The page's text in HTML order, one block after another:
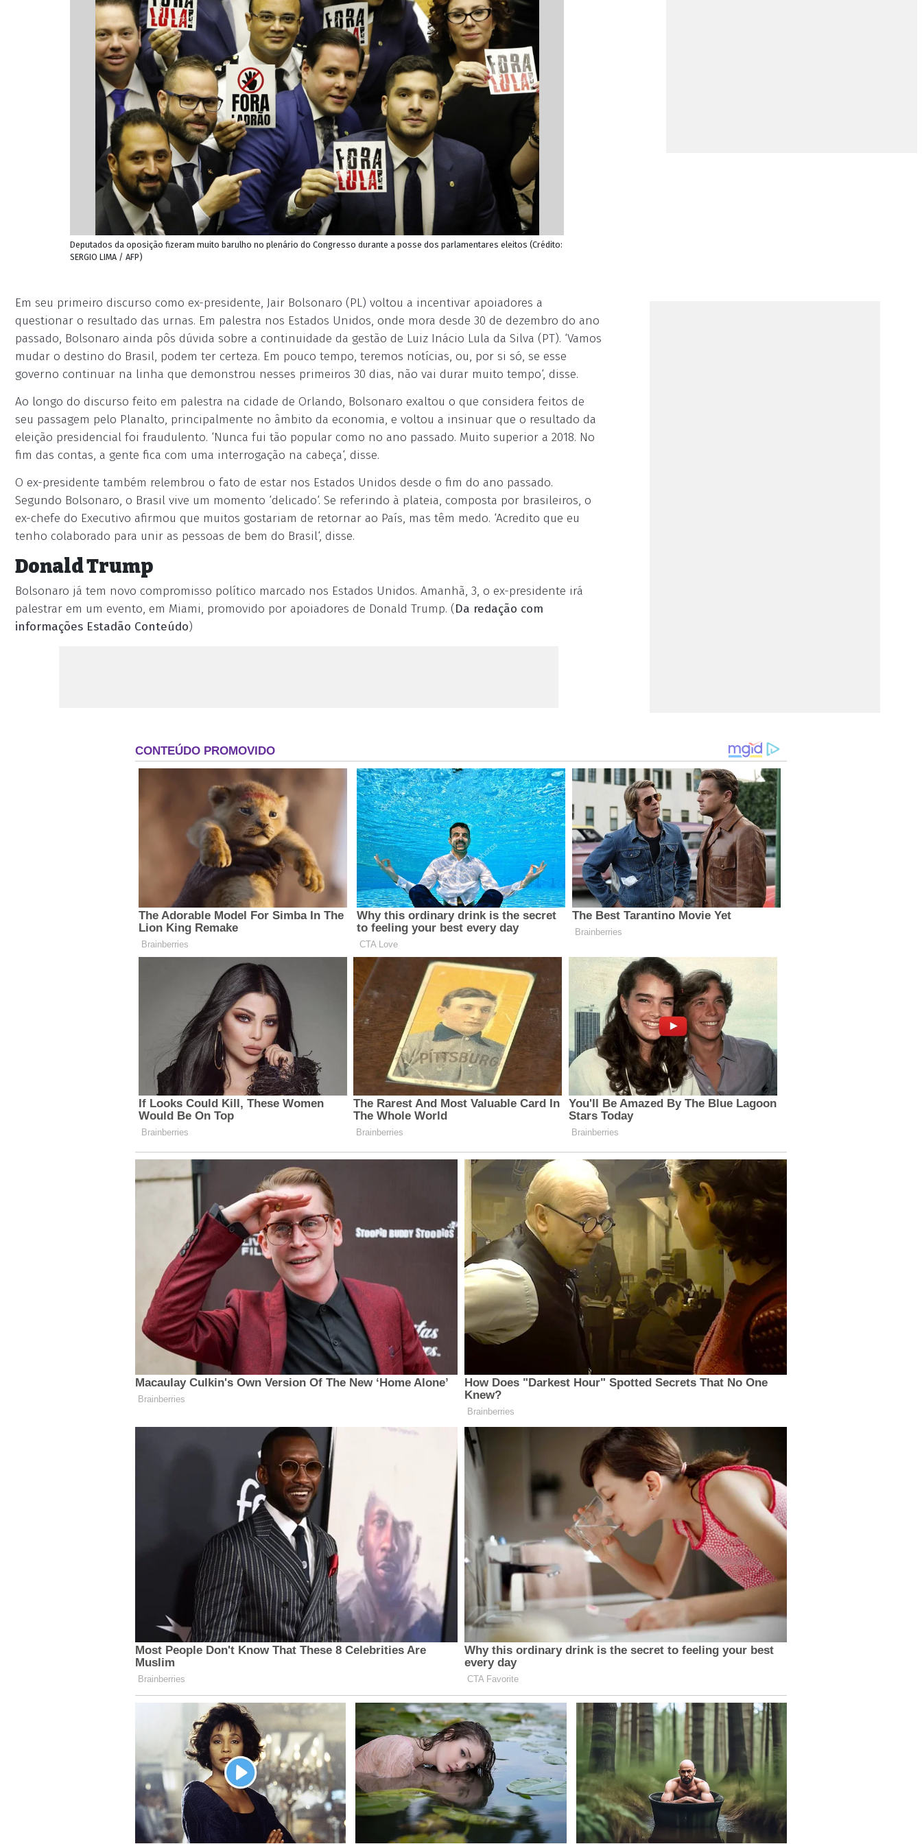
Deputados da oposição fizeram muito barulho no plenário do Congresso durante a posse dos parlamentares eleitos (Crédito:
SERGIO LIMA / AFP)
Em seu primeiro discurso como ex-presidente, Jair Bolsonaro (PL) voltou a incentivar apoiadores a
questionar o resultado das urnas. Em palestra nos Estados Unidos, onde mora desde 30 de dezembro do ano
passado, Bolsonaro ainda pôs dúvida sobre a continuidade da gestão de Luiz Inácio Lula da Silva (PT). ‘Vamos
mudar o destino do Brasil, podem ter certeza. Em pouco tempo, teremos notícias, ou, por si só, se esse
governo continuar na linha que demonstrou nesses primeiros 30 dias, não vai durar muito tempo‘, disse.
Ao longo do discurso feito em palestra na cidade de Orlando, Bolsonaro exaltou o que considera feitos de
seu passagem pelo Planalto, principalmente no âmbito da economia, e voltou a insinuar que o resultado da
eleição presidencial foi fraudulento. ‘Nunca fui tão popular como no ano passado. Muito superior a 2018. No
fim das contas, a gente fica com uma interrogação na cabeça‘, disse.
O ex-presidente também relembrou o fato de estar nos Estados Unidos desde o fim do ano passado.
Segundo Bolsonaro, o Brasil vive um momento ‘delicado‘. Se referindo à plateia, composta por brasileiros, o
ex-chefe do Executivo afirmou que muitos gostariam de retornar ao País, mas têm medo. ‘Acredito que eu
tenho colaborado para unir as pessoas de bem do Brasil‘, disse.
Donald Trump
Bolsonaro já tem novo compromisso político marcado nos Estados Unidos. Amanhã, 3, o ex-presidente irá
palestrar em um evento, em Miami, promovido por apoiadores de Donald Trump. (Da redação com
informações Estadão Conteúdo)